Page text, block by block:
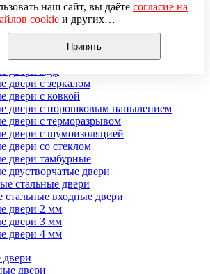
взломостойкие двери
входные двери в квартиру
двери в подъезд
двери внутреннего открывания
двери массив
двери с зеркалом
двери с ковкой
двери с порошковым напылением
двери с терморазрывом
двери с шумоизоляцией
двери со стеклом
двери тамбурные
двустворчатые двери
стальные двери
входные двери
двери 2 мм
двери 3 мм
двери 4 мм
двери
двери
наш сайт, вы даёте согласие на
cookieи других
данных (включая IP-адрес, сведения о
действиях на сайте и т. п.)
сайта, проведения
аналитики (например,
в соответствии с нашей
персональных данных.
чтобы ваши данные обрабатывались,
в браузере или покиньте сайт.
Принять